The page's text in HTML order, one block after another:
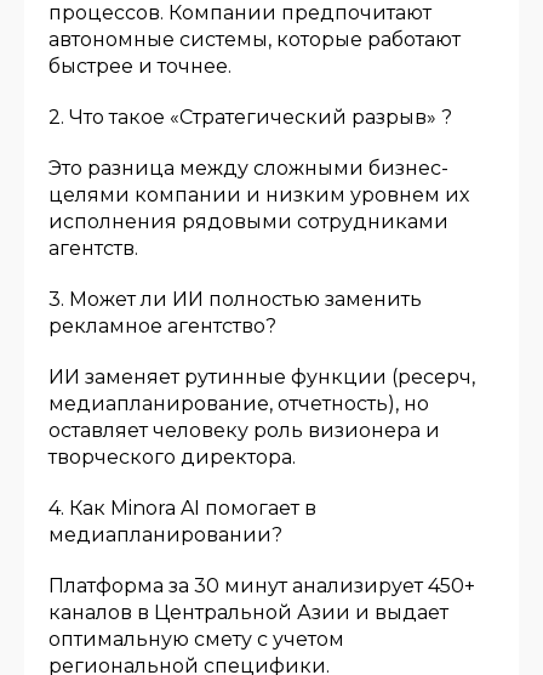
процессов. Компании предпочитают
автономные системы, которые работают
быстрее и точнее.
2. Что такое «Стратегический разрыв» ?
Это разница между сложными бизнес-
целями компании и низким уровнем их
исполнения рядовыми сотрудниками
агентств.
3. Может ли ИИ полностью заменить
рекламное агентство?
ИИ заменяет рутинные функции (ресерч,
медиапланирование, отчетность), но
оставляет человеку роль визионера и
творческого директора.
4. Как Minora AI помогает в
медиапланировании?
Платформа за 30 минут анализирует 450+
каналов в Центральной Азии и выдает
оптимальную смету с учетом
региональной специфики.